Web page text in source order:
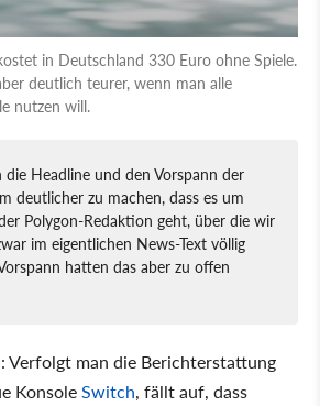
in Deutschland 330 Euro ohne Spiele.
deutlich teurer, wenn man alle
nutzen will.
Headline und den Vorspann der
deutlicher zu machen, dass es um
Polygon-Redaktion geht, über die wir
im eigentlichen News-Text völlig
hatten das aber zu offen
Verfolgt man die Berichterstattung
KonsoleSwitch, fällt auf, dass